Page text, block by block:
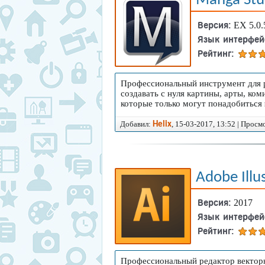
Как и в любом виде искусства,
увереннее вы пользуетесь
создает второсортные рисунки
шедевры, используя обычную
В какой программе
На сегодняшний день создано
компьютере. Каждая из них
вам сделать правильный
месте. Здесь вы можете
Версия: EX
Язык
Рейтинг:
Профессиональный инструмент
создавать с нуля картины, арты,
которые только могут
Добавил: Helix, 15-03-2017, 13:52 |
Adobe
Версия: 2017
Язык
Рейтинг:
Профессиональный редактор